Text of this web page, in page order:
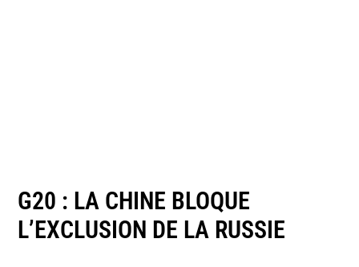
G20 : LA CHINE BLOQUE
L’EXCLUSION DE LA RUSSIE